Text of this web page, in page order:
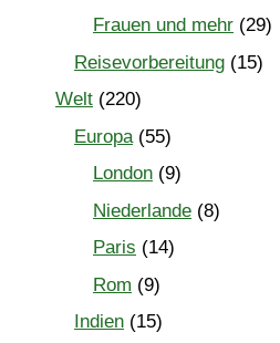
Frauen und mehr (29)
Reisevorbereitung (15)
Welt (220)
Europa(55)
London (9)
Niederlande (8)
Paris (14)
Rom (9)
Indien (15)